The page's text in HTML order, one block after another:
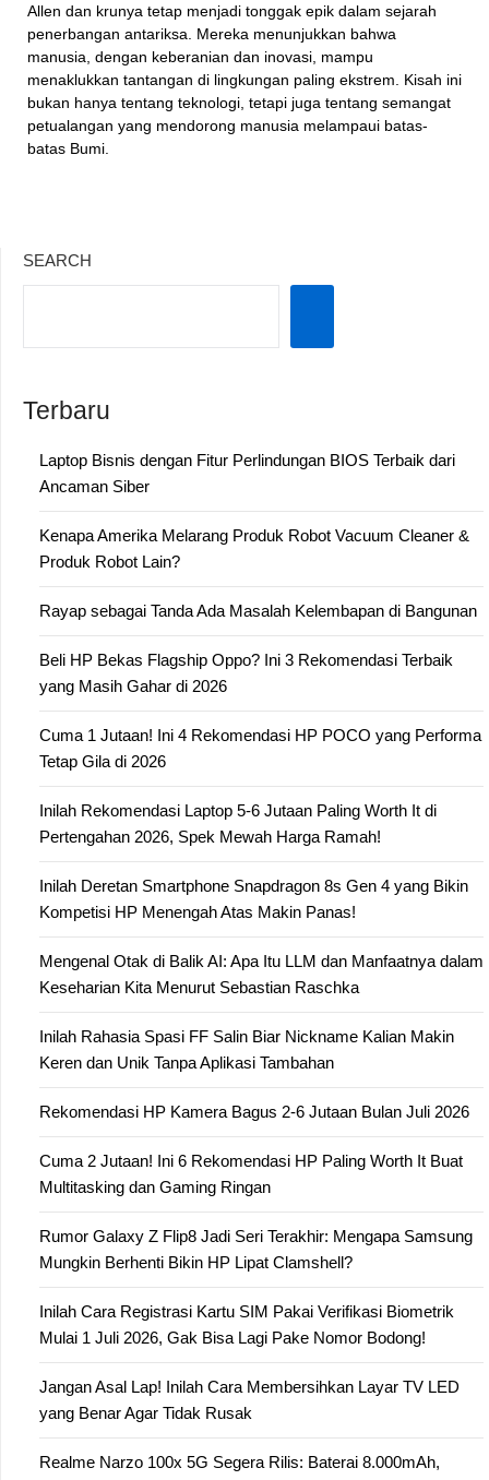
Allen dan krunya tetap menjadi tonggak epik dalam sejarah
penerbangan antariksa. Mereka menunjukkan bahwa
manusia, dengan keberanian dan inovasi, mampu
menaklukkan tantangan di lingkungan paling ekstrem. Kisah ini
bukan hanya tentang teknologi, tetapi juga tentang semangat
petualangan yang mendorong manusia melampaui batas-
batas Bumi.
SEARCH
Terbaru
Laptop Bisnis dengan Fitur Perlindungan BIOS Terbaik dari
Ancaman Siber
Kenapa Amerika Melarang Produk Robot Vacuum Cleaner &
Produk Robot Lain?
Rayap sebagai Tanda Ada Masalah Kelembapan di Bangunan
Beli HP Bekas Flagship Oppo? Ini 3 Rekomendasi Terbaik
yang Masih Gahar di 2026
Cuma 1 Jutaan! Ini 4 Rekomendasi HP POCO yang Performa
Tetap Gila di 2026
Inilah Rekomendasi Laptop 5-6 Jutaan Paling Worth It di
Pertengahan 2026, Spek Mewah Harga Ramah!
Inilah Deretan Smartphone Snapdragon 8s Gen 4 yang Bikin
Kompetisi HP Menengah Atas Makin Panas!
Mengenal Otak di Balik AI: Apa Itu LLM dan Manfaatnya dalam
Keseharian Kita Menurut Sebastian Raschka
Inilah Rahasia Spasi FF Salin Biar Nickname Kalian Makin
Keren dan Unik Tanpa Aplikasi Tambahan
Rekomendasi HP Kamera Bagus 2-6 Jutaan Bulan Juli 2026
Cuma 2 Jutaan! Ini 6 Rekomendasi HP Paling Worth It Buat
Multitasking dan Gaming Ringan
Rumor Galaxy Z Flip8 Jadi Seri Terakhir: Mengapa Samsung
Mungkin Berhenti Bikin HP Lipat Clamshell?
Inilah Cara Registrasi Kartu SIM Pakai Verifikasi Biometrik
Mulai 1 Juli 2026, Gak Bisa Lagi Pake Nomor Bodong!
Jangan Asal Lap! Inilah Cara Membersihkan Layar TV LED
yang Benar Agar Tidak Rusak
Realme Narzo 100x 5G Segera Rilis: Baterai 8.000mAh,